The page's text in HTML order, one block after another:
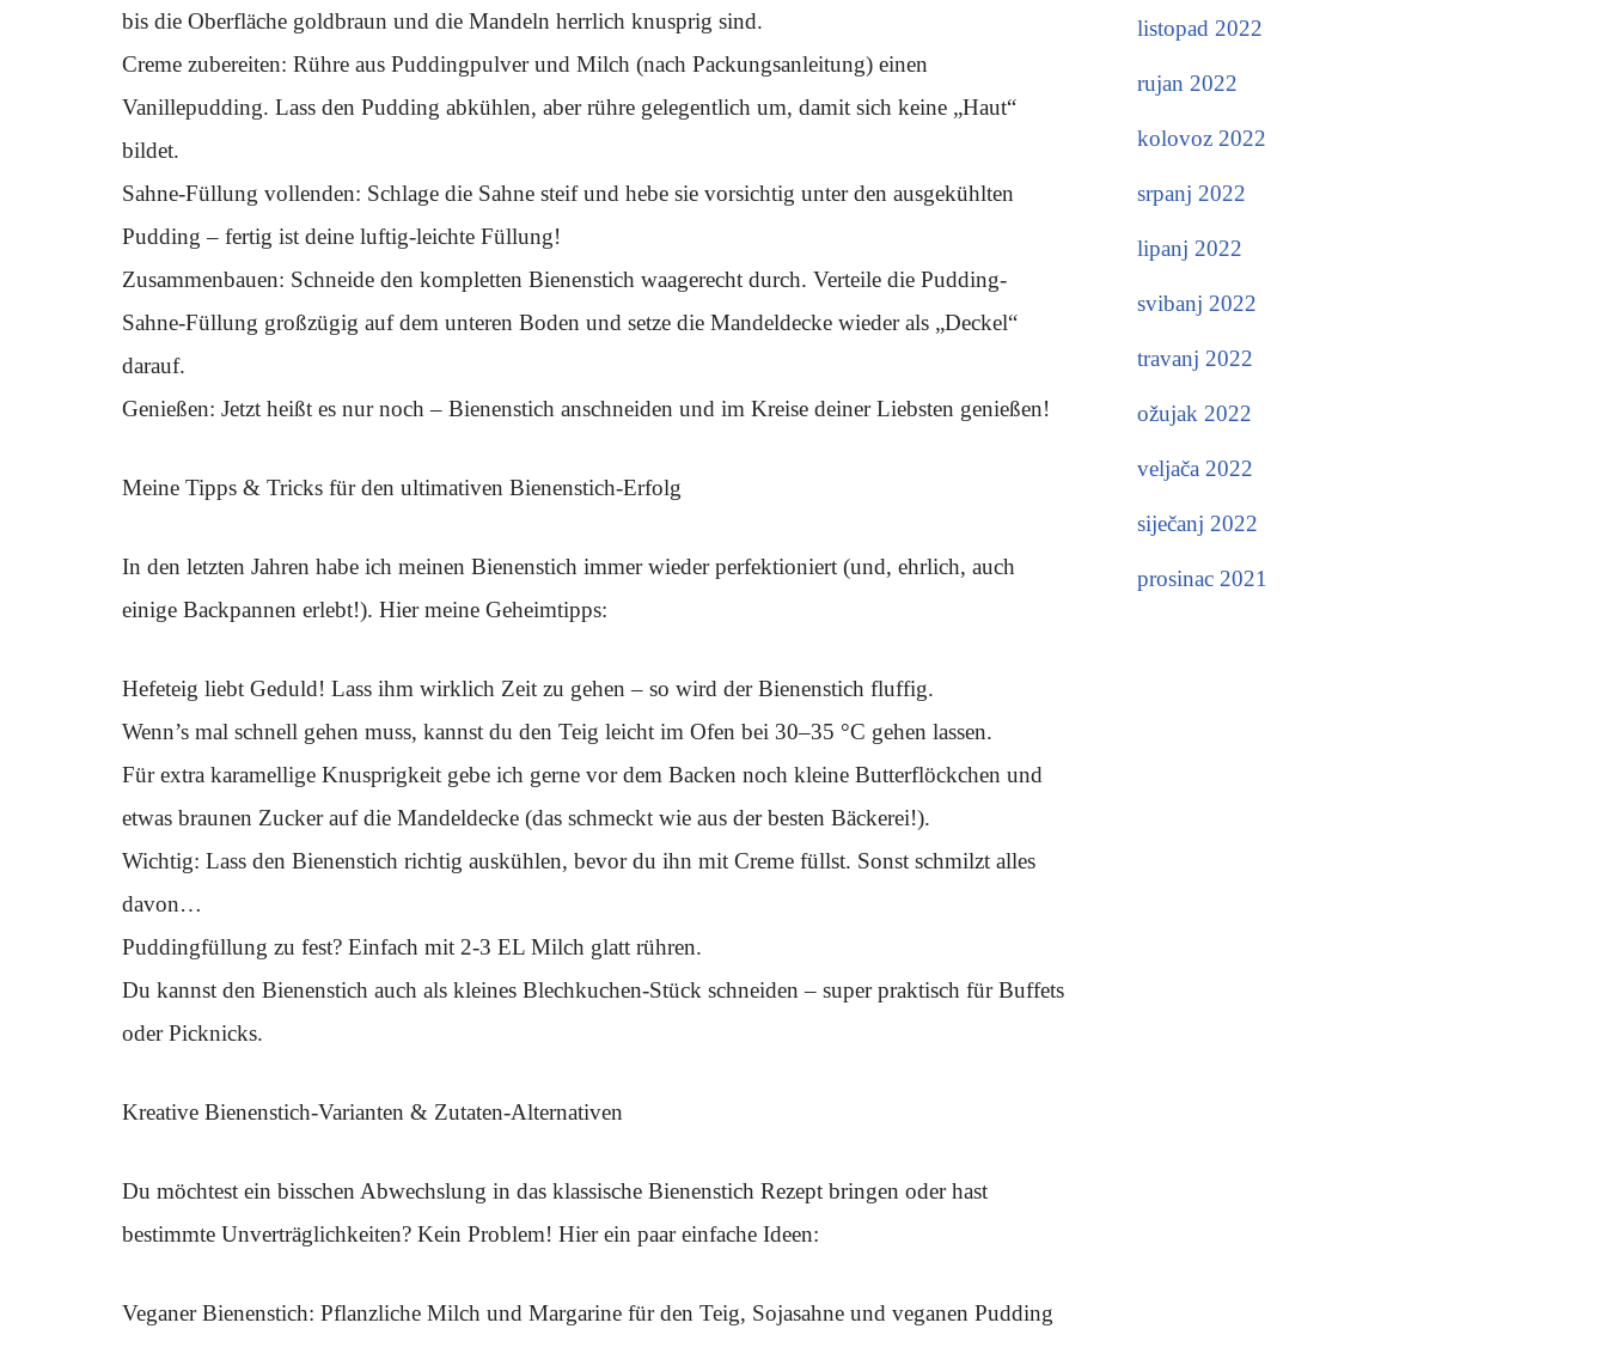
bis die Oberfläche goldbraun und die Mandeln herrlich knusprig sind.
Creme zubereiten: Rühre aus Puddingpulver und Milch (nach Packungsanleitung) einen
Vanillepudding. Lass den Pudding abkühlen, aber rühre gelegentlich um, damit sich keine „Haut“
bildet.
Sahne-Füllung vollenden: Schlage die Sahne steif und hebe sie vorsichtig unter den ausgekühlten
Pudding – fertig ist deine luftig-leichte Füllung!
Zusammenbauen: Schneide den kompletten Bienenstich waagerecht durch. Verteile die Pudding-
Sahne-Füllung großzügig auf dem unteren Boden und setze die Mandeldecke wieder als „Deckel“
darauf.
Genießen: Jetzt heißt es nur noch – Bienenstich anschneiden und im Kreise deiner Liebsten genießen!
Meine Tipps & Tricks für den ultimativen Bienenstich-Erfolg
In den letzten Jahren habe ich meinen Bienenstich immer wieder perfektioniert (und, ehrlich, auch
einige Backpannen erlebt!). Hier meine Geheimtipps:
Hefeteig liebt Geduld! Lass ihm wirklich Zeit zu gehen – so wird der Bienenstich fluffig.
Wenn’s mal schnell gehen muss, kannst du den Teig leicht im Ofen bei 30–35 °C gehen lassen.
Für extra karamellige Knusprigkeit gebe ich gerne vor dem Backen noch kleine Butterflöckchen und
etwas braunen Zucker auf die Mandeldecke (das schmeckt wie aus der besten Bäckerei!).
Wichtig: Lass den Bienenstich richtig auskühlen, bevor du ihn mit Creme füllst. Sonst schmilzt alles
davon…
Puddingfüllung zu fest? Einfach mit 2-3 EL Milch glatt rühren.
Du kannst den Bienenstich auch als kleines Blechkuchen-Stück schneiden – super praktisch für Buffets
oder Picknicks.
Kreative Bienenstich-Varianten & Zutaten-Alternativen
Du möchtest ein bisschen Abwechslung in das klassische Bienenstich Rezept bringen oder hast
bestimmte Unverträglichkeiten? Kein Problem! Hier ein paar einfache Ideen:
Veganer Bienenstich: Pflanzliche Milch und Margarine für den Teig, Sojasahne und veganen Pudding
listopad 2022
rujan 2022
kolovoz 2022
srpanj 2022
lipanj 2022
svibanj 2022
travanj 2022
ožujak 2022
veljača 2022
siječanj 2022
prosinac 2021